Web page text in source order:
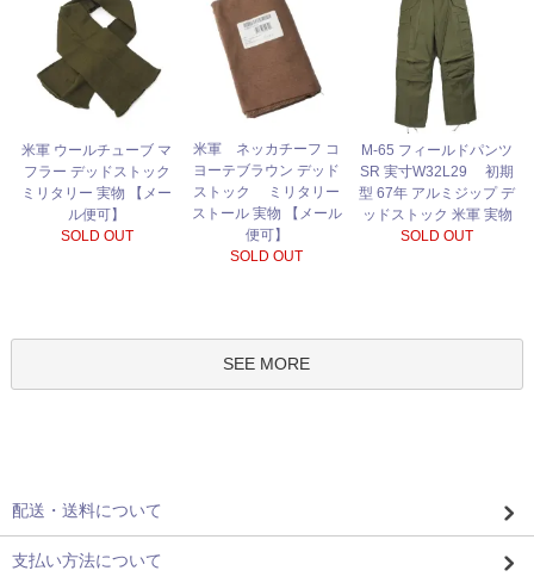
米軍 ウールチューブ マ
フラー デッドストック
ミリタリー 実物 【メー
ル便可】
SOLD OUT
米軍 ネッカチーフ コ
ヨーテブラウン デッド
ストック ミリタリー
ストール 実物 【メール
便可】
SOLD OUT
M-65 フィールドパンツ
SR 実寸W32L29 初期
型 67年 アルミジップ デ
ッドストック 米軍 実物
SOLD OUT
SEE MORE
配送・送料について
支払い方法について